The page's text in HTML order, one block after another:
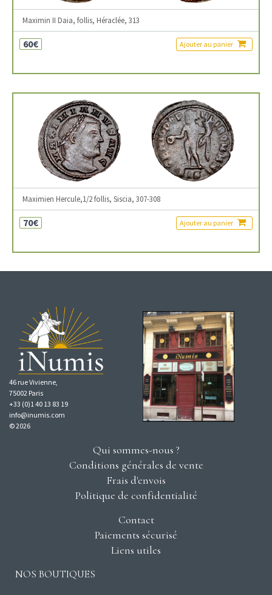
Maximin II Daia, follis, Héraclée, 313
60€ Ajouter au panier
Maximien Hercule,1/2 follis, Siscia, 307-308
70€ Ajouter au panier
46 rue Vivienne,
75002 Paris
+33 (0)1 40 13 83 19
info@inumis.com
© 2026
Qui sommes-nous ?
Conditions générales de vente
Frais d'envois
Politique de confidentialité
Contact
Paiements sécurisé
Liens utiles
NOS BOUTIQUES